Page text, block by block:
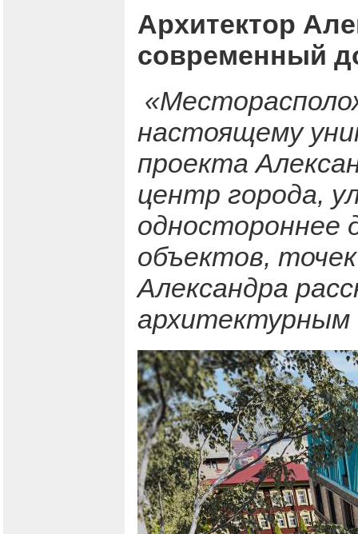
Архитектор
современный
настоящему
проекта
центр города,
одностороннее
объектов,
Александра
архитектурным